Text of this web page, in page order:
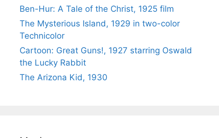
Ben-Hur: A Tale of the Christ, 1925 film
The Mysterious Island, 1929 in two-color
Technicolor
Cartoon: Great Guns!, 1927 starring Oswald
the Lucky Rabbit
The Arizona Kid, 1930